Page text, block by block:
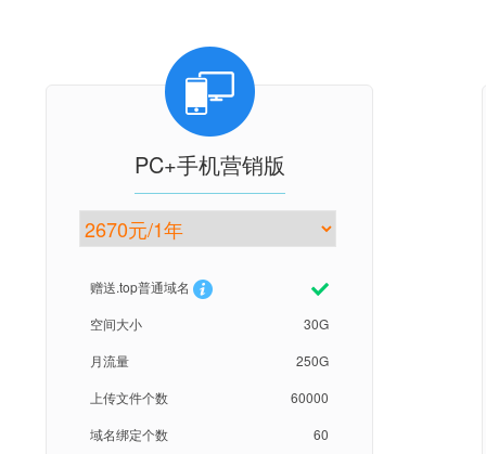
PC+手机营销版
赠送.top普通域名
30G
空间大小
250G
月流量
60000
上传文件个数
60
域名绑定个数